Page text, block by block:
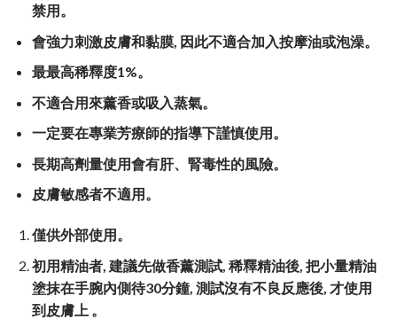
禁用。
會強力刺激皮膚和黏膜, 因此不適合加入按摩油或泡澡。
最最高稀釋度1%。
不適合用來薰香或吸入蒸氣。
一定要在專業芳療師的指導下謹慎使用。
長期高劑量使用會有肝、腎毒性的風險。
皮膚敏感者不適用。
僅供外部使用。
初用精油者, 建議先做香薰測試, 稀釋精油後, 把小量精油
塗抹在手腕內側待30分鐘, 測試沒有不良反應後, 才使用
到皮膚上 。